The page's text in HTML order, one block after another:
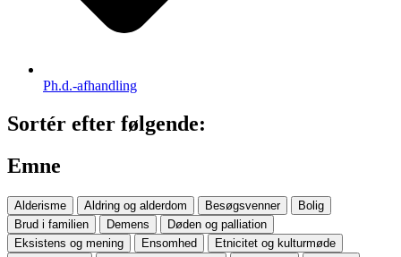
Ph.d.-afhandling
Sortér efter følgende:
Emne
Alderisme Aldring og alderdom Besøgsvenner
Bolig
Brud i familien
Demens
Døden og palliation
Eksistens og mening
Ensomhed
Etnicitet og kulturmøde